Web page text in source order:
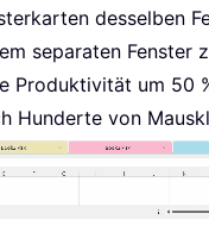
desselben
separaten Fenster
Produktivität um 50
Hunderte von